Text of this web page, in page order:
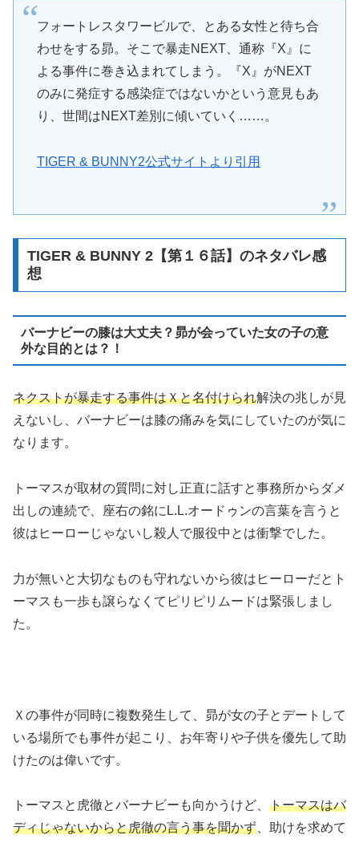
フォートレスタワービルで、とある女性と待ち合
わせをする昴。そこで暴走NEXT、通称『X』に
よる事件に巻き込まれてしまう。『X』がNEXT
のみに発症する感染症ではないかという意見もあ
り、世間はNEXT差別に傾いていく……。
TIGER & BUNNY2公式サイトより引用
TIGER & BUNNY 2【第１６話】のネタバレ感
想
バーナビーの膝は大丈夫？昴が会っていた女の子の意
外な目的とは？！
ネクストが暴走する事件はＸと名付けられ解決の兆しが見
えないし、バーナビーは膝の痛みを気にしていたのが気に
なります。
トーマスが取材の質問に対し正直に話すと事務所からダメ
出しの連続で、座右の銘にL.L.オードゥンの言葉を言うと
彼はヒーローじゃないし殺人で服役中とは衝撃でした。
力が無いと大切なものも守れないから彼はヒーローだとト
ーマスも一歩も譲らなくてピリピリムードは緊張しまし
た。
Ｘの事件が同時に複数発生して、昴が女の子とデートして
いる場所でも事件が起こり、お年寄りや子供を優先して助
けたのは偉いです。
トーマスと虎徹とバーナビーも向かうけど、 トーマスはバ
ディじゃないからと虎徹の言う事を聞かず 、助けを求めて